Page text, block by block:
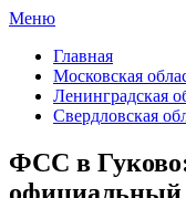
Меню
Главная
Московская
Ленинградская
Свердловская
ФСС в